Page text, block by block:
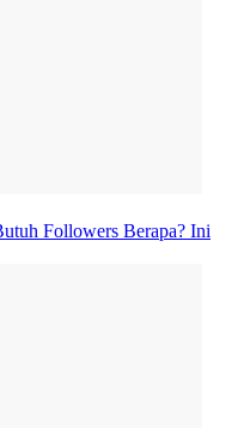
Followers Berapa? Ini